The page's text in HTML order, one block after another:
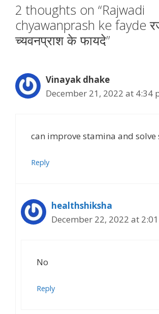
2 thoughts on “Rajwadi
chyawanprash ke fayde
च्यवनप्राश के फायदे”
Vinayak dhake
December 21, 2022 at 4:34
can improve stamina and solve
Reply
healthshiksha
December 22, 2022 at
No
Reply